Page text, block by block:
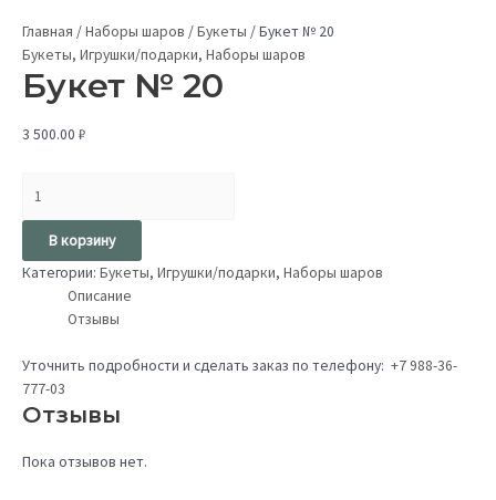
Главная /Наборы шаров /Букеты /Букет № 20
Букеты, Игрушки/подарки, Наборы шаров
Букет № 20
3 500.00 ₽
В корзину
Категории: Букеты, Игрушки/подарки, Наборы шаров
Описание
Отзывы
Уточнить подробности и сделать заказ по телефону: +7 988-36-
777-03
Отзывы
Пока отзывов нет.